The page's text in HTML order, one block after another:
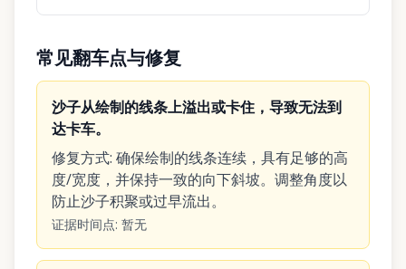
常见翻车点与修复
沙子从绘制的线条上溢出或卡住，导致无法到
达卡车。
修复方式: 确保绘制的线条连续，具有足够的高
度/宽度，并保持一致的向下斜坡。调整角度以
防止沙子积聚或过早流出。
证据时间点: 暂无